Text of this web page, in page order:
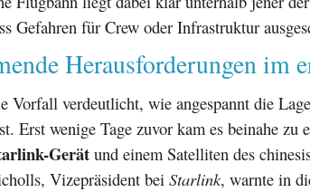
Gefahren für Crew oder Infrastruktur
Herausforderungen im
Vorfall verdeutlicht, wie angespannt die
Erst wenige Tage zuvor kam es beinahe
Gerät und einem Satelliten des
Vizepräsident bei Starlink, warnte in